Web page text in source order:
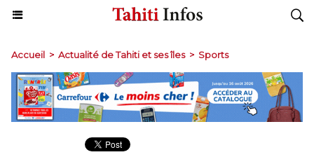
Accueil > Actualité de Tahiti et ses îles > Sports